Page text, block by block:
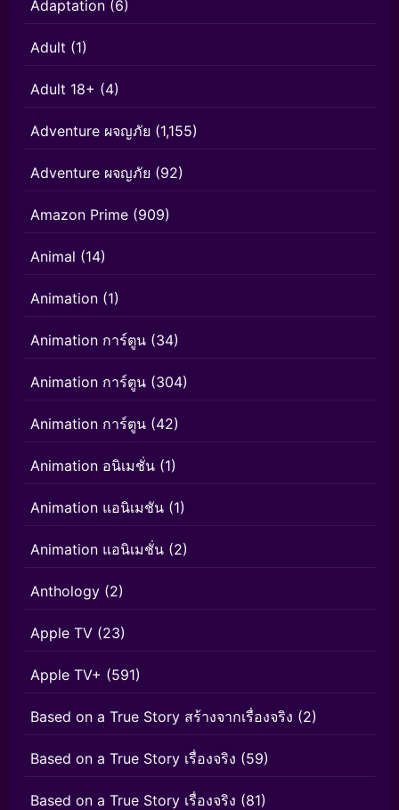
Adaptation (6)
Adult (1)
Adult 18+ (4)
Adventure ผจญภัย (1,155)
Adventure ผจญภัย (92)
Amazon Prime (909)
Animal (14)
Animation (1)
Animation การ์ตูน (34)
Animation การ์ตูน (304)
Animation การ์ตูน (42)
Animation อนิเมชั่น (1)
Animation แอนิเมชัน (1)
Animation แอนิเมชั่น (2)
Anthology (2)
Apple TV (23)
Apple TV+ (591)
Based on a True Story สร้างจากเรื่องจริง (2)
Based on a True Story เรื่องจริง (59)
Based on a True Story เรื่องจริง (81)